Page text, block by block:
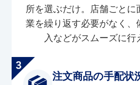
所を選ぶだけ。店舗ごとに
業を繰り返す必要がなく、
入などがスムーズに行
注文商品の手配状